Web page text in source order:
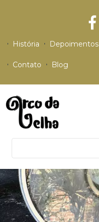
História Depoimentos
Contato Blog